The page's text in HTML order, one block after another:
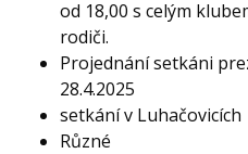
od 18,00 s celým
rodiči.
Projednání setkáni
28.4.2025
setkání v Luhačovicích
Různé